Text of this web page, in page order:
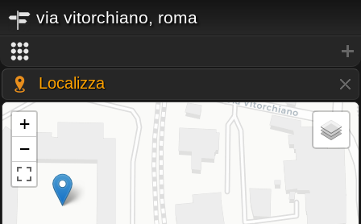
via vitorchiano, roma
Localizza
+
−